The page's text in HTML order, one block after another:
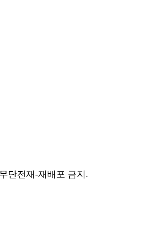
단전재-재배포 금지.